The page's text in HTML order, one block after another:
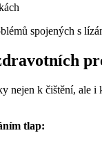
nejen k čištění, ale
tlap: